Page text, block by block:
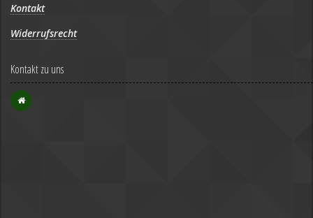
Kontakt
Widerrufsrecht
Kontakt zu uns